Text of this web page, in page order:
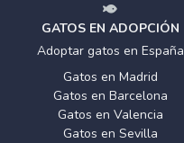
GATOS EN ADOPCIÓN
Adoptar gatos en España
Gatos en Madrid
Gatos en Barcelona
Gatos en Valencia
Gatos en Sevilla